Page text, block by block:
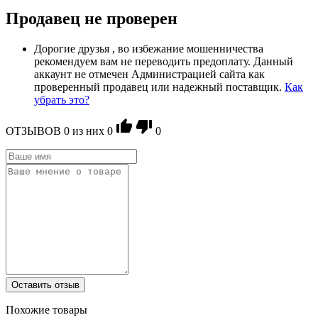
Продавец не проверен
Дорогие друзья , во избежание мошенничества
рекомендуем вам не переводить предоплату. Данный
аккаунт не отмечен Администрацией сайта как
проверенный продавец или надежный поставщик. Как
убрать это?
ОТЗЫВОВ 0 из ниx 0 0
Оставить отзыв
Похожие товары